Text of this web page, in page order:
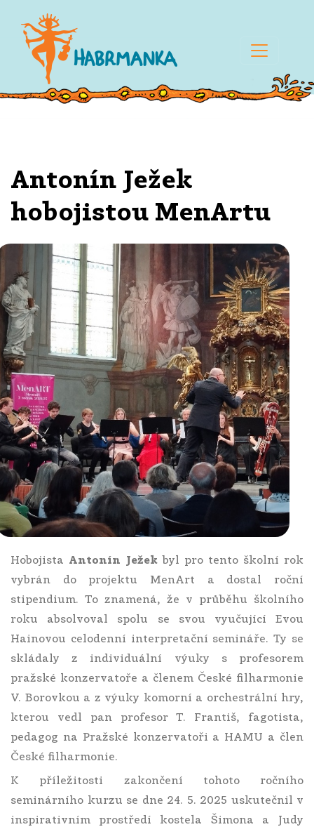
Antonín Ježek
hobojistou MenArtu
Hobojista Antonín Ježek byl pro tento školní rok
vybrán do projektu MenArt a dostal roční
stipendium. To znamená, že v průběhu školního
roku absolvoval spolu se svou vyučující Evou
Hainovou celodenní interpretační semináře. Ty se
skládaly z individuální výuky s profesorem
pražské konzervatoře a členem České filharmonie
V. Borovkou a z výuky komorní a orchestrální hry,
kterou vedl pan profesor T. Františ, fagotista,
pedagog na Pražské konzervatoři a HAMU a člen
České filharmonie.
K příležitosti zakončení tohoto ročního
seminárního kurzu se dne 24. 5. 2025 uskutečnil v
inspirativním prostředí kostela Šimona a Judy